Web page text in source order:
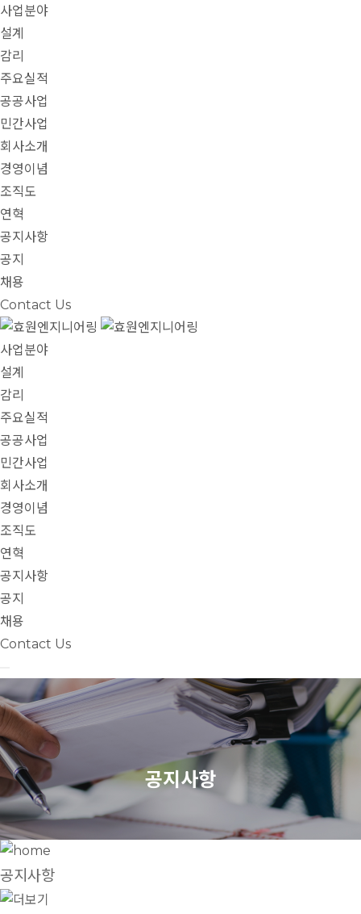
사업분야
설계
감리
주요실적
공공사업
민간사업
회사소개
경영이념
조직도
연혁
공지사항
공지
채용
Contact Us
사업분야
설계
감리
주요실적
공공사업
민간사업
회사소개
경영이념
조직도
연혁
공지사항
공지
채용
Contact Us
공지사항
공지사항